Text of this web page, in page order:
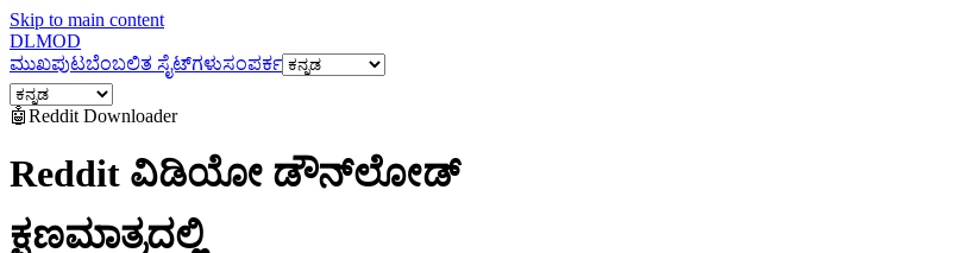
Skip to main content
DLMOD
ಮುಖಪುಟಬೆಂಬಲಿತ ಸೈಟ್‌ಗಳುಸಂಪರ್ಕ
🤖Reddit Downloader
Reddit ವಿಡಿಯೋ ಡೌನ್‌ಲೋಡ್
ಕ್ಷಣಮಾತ್ರದಲ್ಲಿ